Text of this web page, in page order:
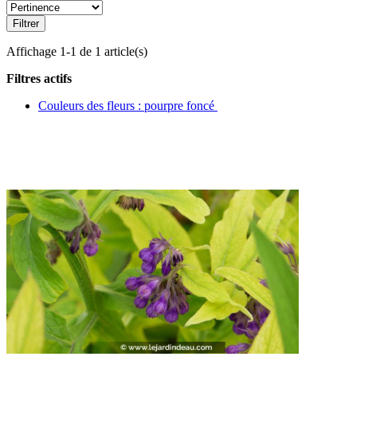
Filtrer
Affichage 1-1 de 1 article(s)
Filtres actifs
Couleurs des fleurs : pourpre foncé